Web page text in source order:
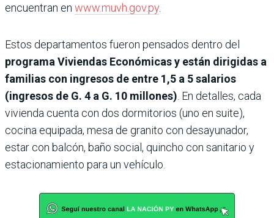
encuentran en www.muvh.gov.py.
Estos departamentos fueron pensados dentro del
programa Viviendas Económicas y están dirigidas a
familias con ingresos de entre 1,5 a 5 salarios
(ingresos de G. 4 a G. 10 millones) . En detalles, cada
vivienda cuenta con dos dormitorios (uno en suite),
cocina equipada, mesa de granito con desayunador,
estar con balcón, baño social, quincho con sanitario y
estacionamiento para un vehículo.